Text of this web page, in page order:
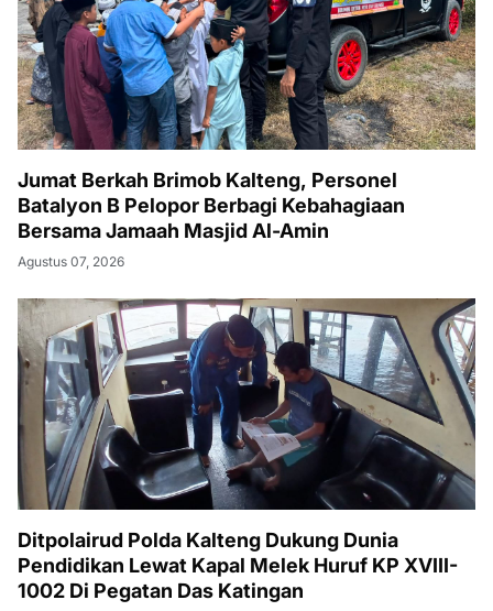
Jumat Berkah Brimob Kalteng, Personel
Batalyon B Pelopor Berbagi Kebahagiaan
Bersama Jamaah Masjid Al-Amin
Agustus 07, 2026
Ditpolairud Polda Kalteng Dukung Dunia
Pendidikan Lewat Kapal Melek Huruf KP XVIII-
1002 Di Pegatan Das Katingan